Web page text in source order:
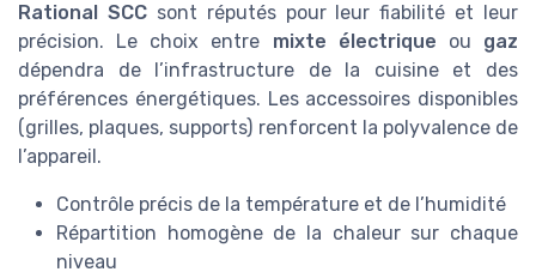
Rational SCCsont réputés pour leur fiabilité et leur
précision. Le choix entre mixte électrique ou gaz
dépendra de l’infrastructure de la cuisine et des
préférences énergétiques. Les accessoires disponibles
(grilles, plaques, supports) renforcent la polyvalence de
l’appareil.
Contrôle précis de la température et de l’humidité
Répartition homogène de la chaleur sur chaque
niveau